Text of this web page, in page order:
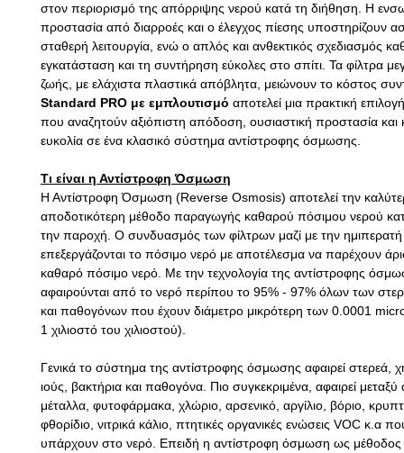
στον περιορισμό της απόρριψης νερού κατά τη διήθηση. Η
προστασία από διαρροές και ο έλεγχος πίεσης υποστηρίζουν
σταθερή λειτουργία, ενώ ο απλός και ανθεκτικός σχεδιασμός
εγκατάσταση και τη συντήρηση εύκολες στο σπίτι. Τα φίλτρα
ζωής, με ελάχιστα πλαστικά απόβλητα, μειώνουν το κόστος
Standard PRO με εμπλουτισμό αποτελεί μια πρακτική επιλογή
που αναζητούν αξιόπιστη απόδοση, ουσιαστική προστασία και
ευκολία σε ένα κλασικό σύστημα αντίστροφης όσμωσης.
Τι είναι η Αντίστροφη Όσμωση
Η Αντίστροφη Όσμωση (Reverse Osmosis) αποτελεί την
αποδοτικότερη μέθοδο παραγωγής καθαρού πόσιμου νερού
την παροχή. Ο συνδυασμός των φίλτρων μαζί με την
επεξεργάζονται το πόσιμο νερό με αποτέλεσμα να παρέχουν
καθαρό πόσιμο νερό. Με την τεχνολογία της αντίστροφης
αφαιρούνται από το νερό περίπου το 95% - 97% όλων των
και παθογόνων που έχουν διάμετρο μικρότερη των 0.0001
1 χιλιοστό του χιλιοστού).
Γενικά το σύστημα της αντίστροφης όσμωσης αφαιρεί στερεά,
ιούς, βακτήρια και παθογόνα. Πιο συγκεκριμένα, αφαιρεί
μέταλλα, φυτοφάρμακα, χλώριο, αρσενικό, αργίλιο, βόριο,
φθορίδιο, νιτρικά κάλιο, πτητικές οργανικές ενώσεις VOC κ.α
υπάρχουν στο νερό. Επειδή η αντίστροφη όσμωση ως μέθοδος